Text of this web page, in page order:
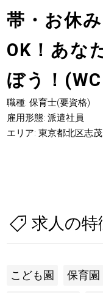
帯・お休
OK！あな
ぼう！
職種: 保育士(要資格)
雇用形態: 派遣社員
エリア: 東京都北区志
求人の特
こども園 保育園